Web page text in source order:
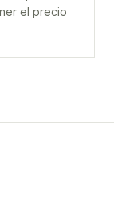
el precio